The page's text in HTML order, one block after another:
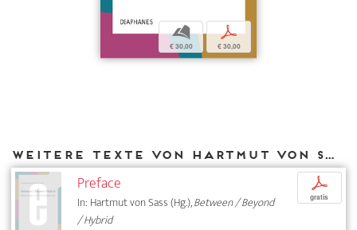
b
€ 30,00
p
€ 30,00
Weitere Texte von Hartmut von Sass bei DIAPHANES
Preface
In: Hartmut von Sass (Hg.),Between / Beyond
/ Hybrid
p
gratis